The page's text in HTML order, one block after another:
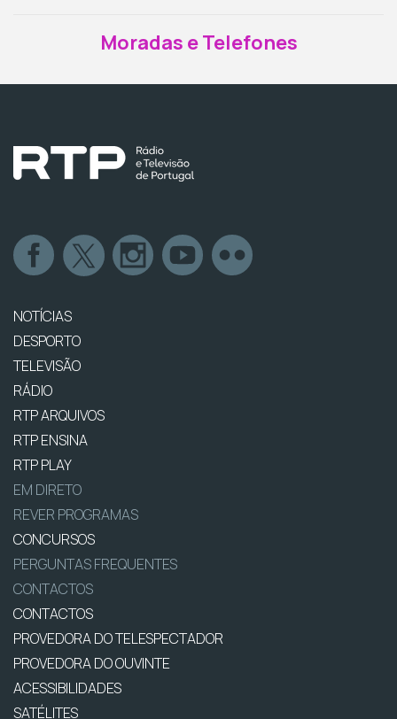
Moradas e Telefones
NOTÍCIAS
DESPORTO
TELEVISÃO
RÁDIO
RTP ARQUIVOS
RTP ENSINA
RTP PLAY
EM DIRETO
REVER PROGRAMAS
CONCURSOS
PERGUNTAS FREQUENTES
CONTACTOS
CONTACTOS
PROVEDORA DO TELESPECTADOR
PROVEDORA DO OUVINTE
ACESSIBILIDADES
SATÉLITES